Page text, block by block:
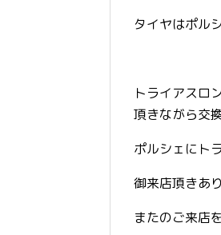
タイヤはポル
トライアスロ
頂きながら交
ポルシェにト
御来店頂きあ
またのご来店